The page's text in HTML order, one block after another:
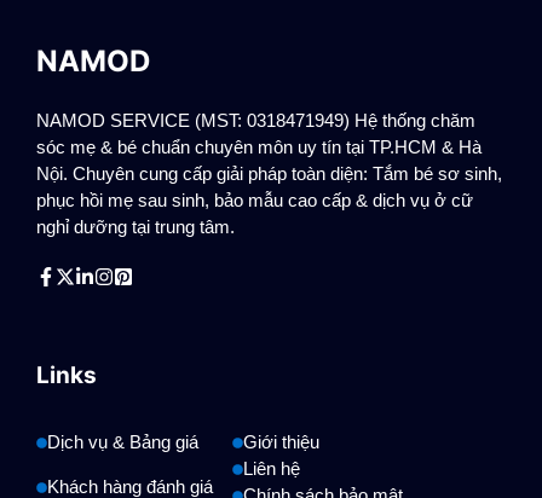
NAMOD
NAMOD SERVICE (MST: 0318471949) Hệ thống chăm
sóc mẹ & bé chuẩn chuyên môn uy tín tại TP.HCM & Hà
Nội. Chuyên cung cấp giải pháp toàn diện: Tắm bé sơ sinh,
phục hồi mẹ sau sinh, bảo mẫu cao cấp & dịch vụ ở cữ
nghỉ dưỡng tại trung tâm.
Links
Dịch vụ & Bảng giá
Khách hàng đánh giá
Giới thiệu
Liên hệ